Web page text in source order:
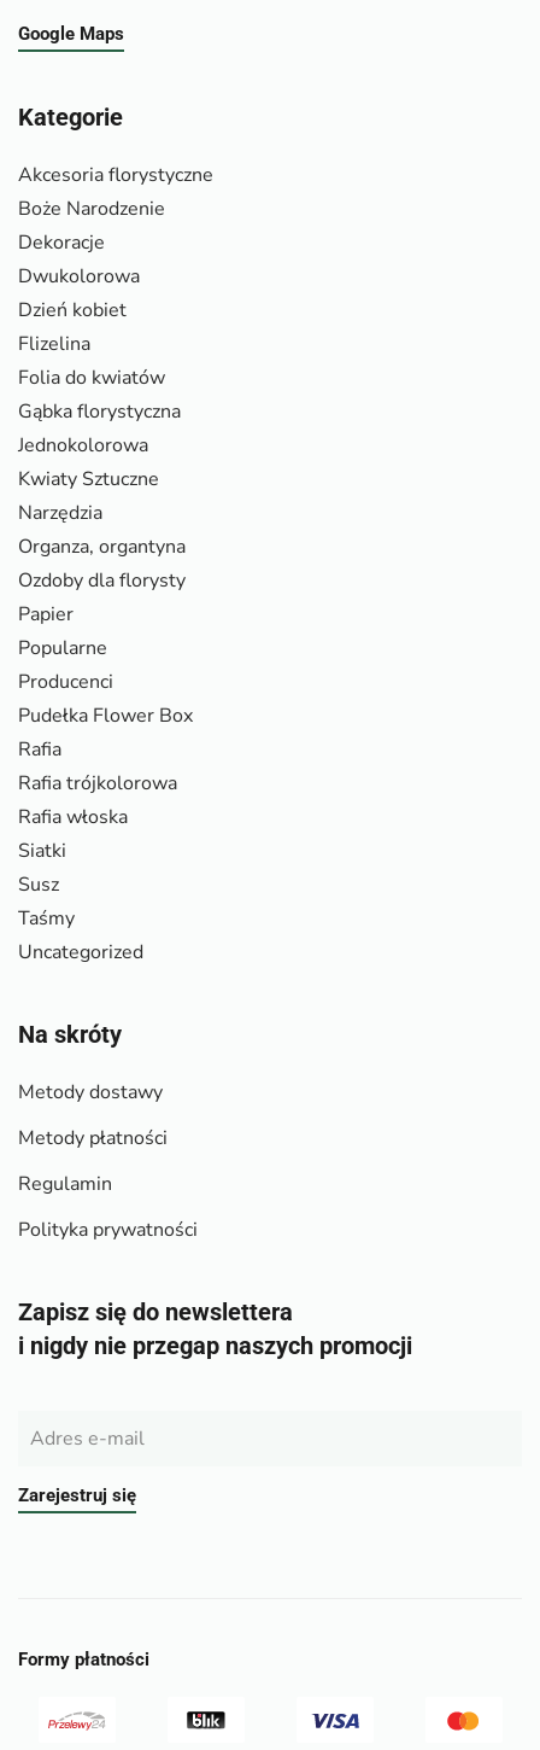
Google Maps
Kategorie
Akcesoria florystyczne
Boże Narodzenie
Dekoracje
Dwukolorowa
Dzień kobiet
Flizelina
Folia do kwiatów
Gąbka florystyczna
Jednokolorowa
Kwiaty Sztuczne
Narzędzia
Organza, organtyna
Ozdoby dla florysty
Papier
Popularne
Producenci
Pudełka Flower Box
Rafia
Rafia trójkolorowa
Rafia włoska
Siatki
Susz
Taśmy
Uncategorized
Na skróty
Metody dostawy
Metody płatności
Regulamin
Polityka prywatności
Zapisz się do newslettera
i nigdy nie przegap naszych promocji
Zarejestruj się
Formy płatności